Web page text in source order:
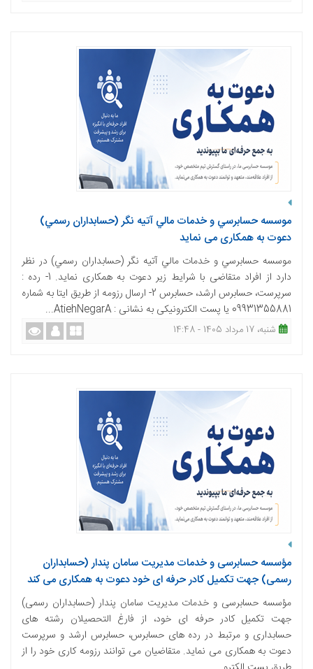
موسسه حسابرسي و خدمات مالي آتيه نگر (حسابداران رسمي)
دعوت به همکاری می نماید
موسسه حسابرسي و خدمات مالي آتيه نگر (حسابداران رسمي) در نظر
دارد از افراد متقاضی با شرایط زیر دعوت به همکاری نماید. 1- رده :
سرپرست، حسابرس ارشد، حسابرس 2- ارسال رزومه از طریق ایتا به شماره
09931355881 یا پست الکترونیکی به نشانی : AtiehNegarA...
شنبه، 17 مرداد 1405 - 14:48
مؤسسه حسابرسی و خدمات مدیریت سامان پندار (حسابداران
رسمی) جهت تکمیل کادر حرفه ای خود دعوت به همکاری می کند
مؤسسه حسابرسی و خدمات مدیریت سامان پندار (حسابداران رسمی)
جهت تکمیل کادر حرفه ای خود، از فارغ التحصیلان رشته های
حسابداری و مرتبط در رده های حسابرس، حسابرس ارشد و سرپرست
دعوت به همکاری می نماید. متقاضیان می توانند رزومه کاری خود را از